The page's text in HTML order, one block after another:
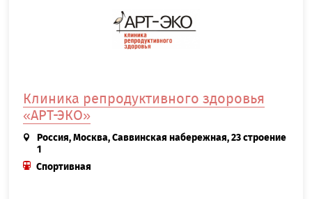
Клиника репродуктивного здоровья
«АРТ-ЭКО»
Россия, Москва, Саввинская набережная, 23 строение
1
Спортивная